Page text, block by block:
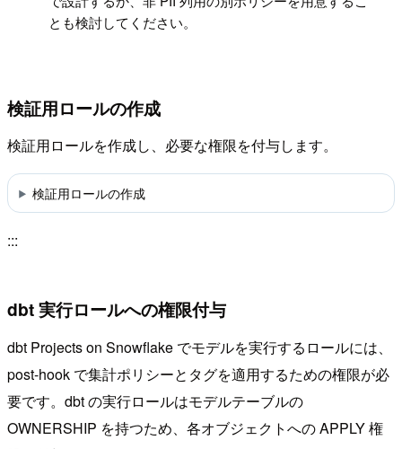
とも検討してください。
検証用ロールの作成
検証用ロールを作成し、必要な権限を付与します。
検証用ロールの作成
:::
dbt 実行ロールへの権限付与
dbt Projects on Snowflake でモデルを実行するロールには、
post-hook で集計ポリシーとタグを適用するための権限が必
要です。dbt の実行ロールはモデルテーブルの
OWNERSHIP を持つため、各オブジェクトへの APPLY 権